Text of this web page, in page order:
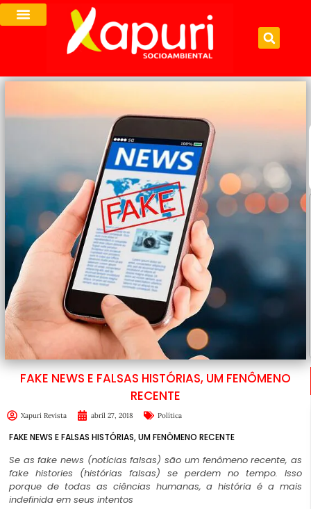
FAKE NEWS E FALSAS HISTÓRIAS, UM FENÔMENO
RECENTE
Xapuri Revista abril 27, 2018 Política
FAKE NEWS E FALSAS HISTÓRIAS, UM FENÔMENO RECENTE
Se as fake news (notícias falsas) são um fenômeno recente, as
fake histories (histórias falsas) se perdem no tempo. Isso
porque de todas as ciências humanas, a história é a mais
indefinida em seus intentos